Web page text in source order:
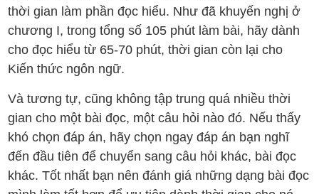
thời gian làm phần đọc hiểu. Như đã khuyến nghị ở
chương I, trong tổng số 105 phút làm bài, hãy dành
cho đọc hiểu từ 65-70 phút, thời gian còn lại cho
Kiến thức ngôn ngữ.
Và tương tự, cũng không tập trung quá nhiều thời
gian cho một bài đọc, một câu hỏi nào đó. Nếu thấy
khó chọn đáp án, hãy chọn ngay đáp án bạn nghĩ
đến đầu tiên để chuyển sang câu hỏi khác, bài đọc
khác. Tốt nhất bạn nên đánh giá những dạng bài đọc